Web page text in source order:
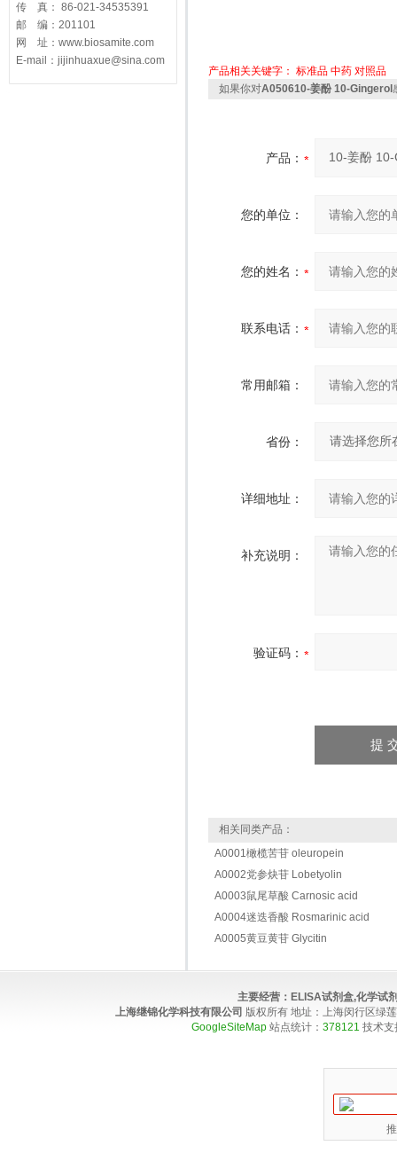
传 真： 86-021-34535391
邮 编：201101
网 址：www.biosamite.com
E-mail：jijinhuaxue@sina.com
产品相关关键字： 标准品 中药 对照品
如果你对A050610-姜酚 10-Gingerol
产品：
您的单位：
您的姓名：
联系电话：
常用邮箱：
省份：
详细地址：
补充说明：
验证码：
相关同类产品：
A0001橄榄苦苷 oleuropein
A0002党参炔苷 Lobetyolin
A0003鼠尾草酸 Carnosic acid
A0004迷迭香酸 Rosmarinic acid
A0005黄豆黄苷 Glycitin
主要经营： ELISA试剂盒,化学试
上海继锦化学科技有限公司 版权所有 地址：上海闵行区绿
GoogleSiteMap 站点统计： 378121 技术支